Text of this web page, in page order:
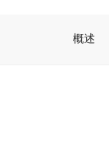
概述